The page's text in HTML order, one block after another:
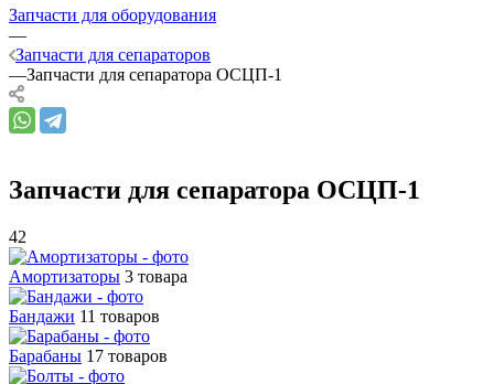
Запчасти для оборудования
—
Запчасти для сепараторов
—Запчасти для сепаратора ОСЦП-1
Запчасти для сепаратора ОСЦП-1
42
Амортизаторы 3 товара
Бандажи 11 товаров
Барабаны 17 товаров